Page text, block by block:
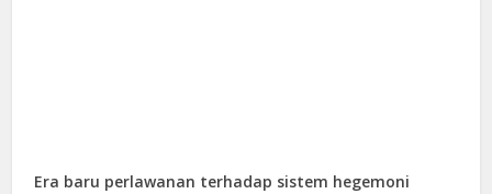
Era baru perlawanan terhadap sistem hegemoni